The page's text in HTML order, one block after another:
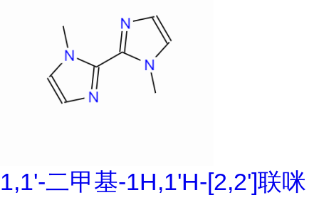
1,1'-二甲基-1H,1'H-[2,2']联咪